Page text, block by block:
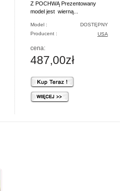
Z POCHWĄ Prezentowany
model jest wierną...
Model :
DOSTĘPNY
Producent :
USA
cena:
487,00zł